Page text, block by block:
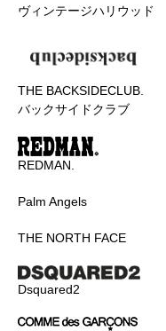
ヴィンテージハリウッド
THE BACKSIDECLUB.
バックサイドクラブ
REDMAN.
Palm Angels
THE NORTH FACE
Dsquared2